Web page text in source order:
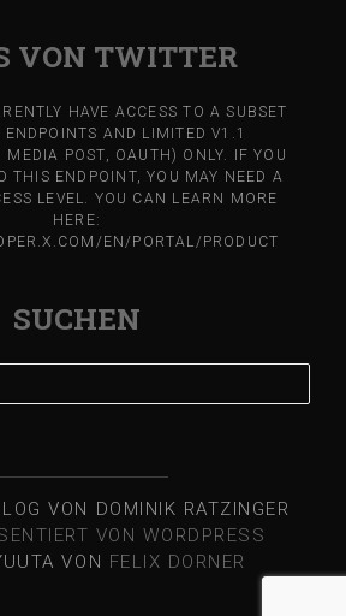
VON TWITTER
HAVE ACCESS TO A SUBSET
AND LIMITED V1.1
MEDIA POST, OAUTH) ONLY. IF YOU
THIS ENDPOINT, YOU MAY NEED A
LEVEL. YOU CAN LEARN MORE
HERE:
EN/PORTAL/PRODUCT
SUCHEN
nach:
VON DOMINIK RATZINGER
VON WORDPRESS
VON FELIX DORNER